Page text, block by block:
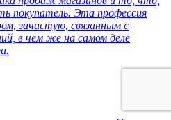
покупатель. Эта профессия
зачастую, связанным с
в чем же на самом деле